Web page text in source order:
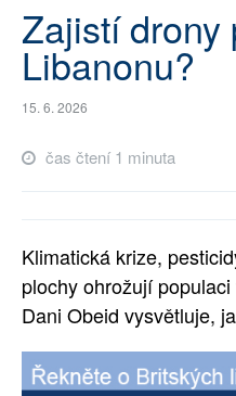
RUBRIKY
PLNÁ VERZE STRÁNEK
Zajistí drony
Libanonu?
15. 6. 2026
čas čtení 1 minuta
Klimatická krize,
plochy ohrožují
Dani Obeid vysvětluje,